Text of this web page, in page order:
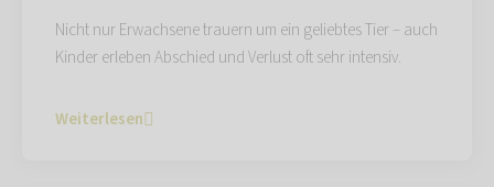
Nicht nur Erwachsene trauern um ein geliebtes Tier – auch
Kinder erleben Abschied und Verlust oft sehr intensiv.
Weiterlesen